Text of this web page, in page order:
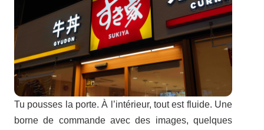
Tu pousses la porte. À l’intérieur, tout est fluide. Une
borne de commande avec des images, quelques